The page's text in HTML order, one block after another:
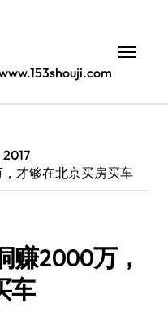
2017
才够在北京买房买车
赚2000万，
车